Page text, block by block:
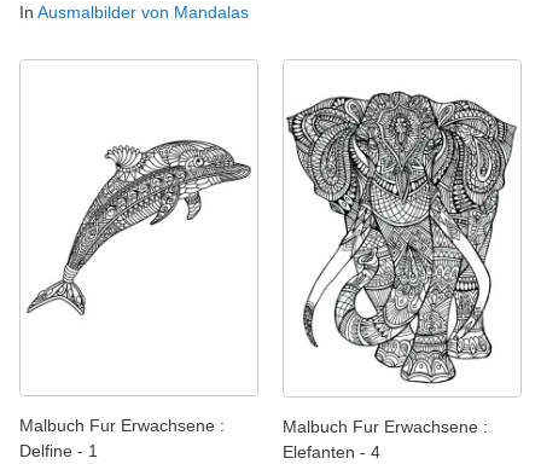
In Ausmalbilder von Mandalas
Malbuch Fur Erwachsene :
Delfine - 1
Malbuch Fur Erwachsene :
Elefanten - 4